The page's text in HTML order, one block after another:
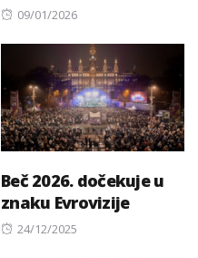
Posted
09/01/2026
Beč 2026. dočekuje u
znaku Evrovizije
Posted
24/12/2025